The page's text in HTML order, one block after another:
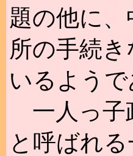
題の他に
所の手続
いるようで
一人っ子
と呼ばれ